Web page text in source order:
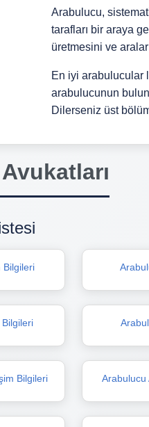
Arabulucu,
tarafları bir araya
üretmesini ve
En iyi arabulucular
arabulucunun
Dilerseniz üst
Bilgileri
Bilgileri Arabulucu